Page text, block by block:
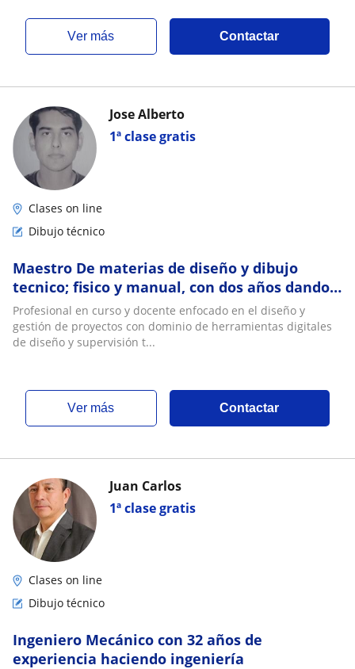
ver más Contactar
1ª clase gratis
Jose Alberto
Clases on line
Dibujo técnico
Maestro De materias de diseño y dibujo
tecnico; fisico y manual, con dos años dando
clases a alumnado de universidad
Profesional en curso y docente enfocado en el diseño y
gestión de proyectos con dominio de herramientas digitales
de diseño y supervisión t...
ver más Contactar
1ª clase gratis
Juan Carlos
Clases on line
Dibujo técnico
Ingeniero Mecánico con 32 años de
experiencia haciendo ingeniería